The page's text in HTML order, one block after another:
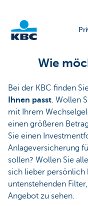
Wie
Bei der KBC finden Sie
Ihnen passt. Wollen
mit Ihrem
einen größeren
Sie einen
Anlageversicherung
sollen? Wollen Sie
sich lieber persönlich
untenstehenden
Angebot zu sehen.